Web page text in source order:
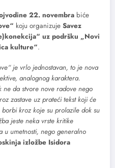
22. novembra biće
koju organizuje Savez
uz podršku „Novi
kulture“.
je vrlo jednostavan, to je nova
analognog karaktera.
ne da stvore nove radove nego
zastave uz prateći tekst koji će
kroz koje su prolazile dok su
jeste neka vrste kritike
u umetnosti, nego generalno
izložbe Isidora